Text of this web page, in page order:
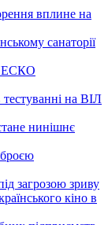
вплине на
санаторії
на ВІЛ
нинішнє
загрозою зриву
кіно в